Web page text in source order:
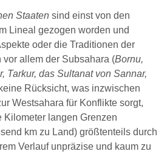
Staaten sind einst von den
Lineal gezogen worden und
oder die Traditionen der
allem der Subsahara (Bornu,
Tarkur, das Sultanat von Sannar,
Rücksicht, was inzwischen
Westsahara für Konflikte sorgt,
Kilometer langen Grenzen
km zu Land) größtenteils durch
Verlauf unpräzise und kaum zu